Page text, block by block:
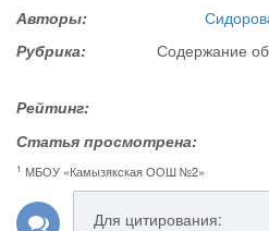
Авторы:
Рубрика:
Содержание
Рейтинг:
Статья просмотрена:
1 МБОУ «Камызякская ООШ №2»
Для цитирования: